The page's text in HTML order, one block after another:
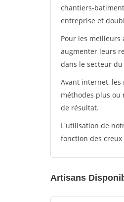
chantiers-
entreprise et
Pour les
augmenter leurs
dans le secteur
Avant internet, les
méthodes plus ou
de résultat.
L'utilisation de
fonction des
Artisans